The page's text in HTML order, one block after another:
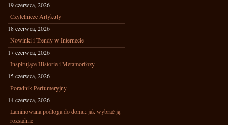
19 czerwca, 2026
Czytelnicze Artykuły
18 czerwca, 2026
Nowinki i Trendy w Internecie
17 czerwca, 2026
Inspirujące Historie i Metamorfozy
15 czerwca, 2026
Poradnik Perfumeryjny
14 czerwca, 2026
Laminowana podłoga do domu: jak wybrać ją
rozsądnie